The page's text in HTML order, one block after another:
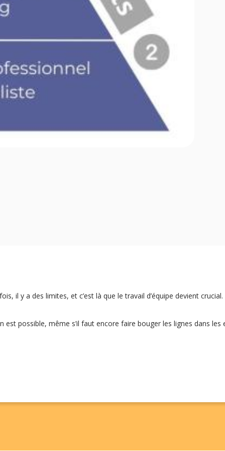
il y a des limites, et c’est là que le travail d’équipe devient crucial.
est possible, même s’il faut encore faire bouger les lignes dans les